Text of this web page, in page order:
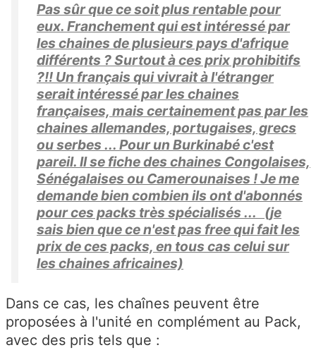
Pas sûr que ce soit plus rentable pour
eux. Franchement qui est intéressé par
les chaines de plusieurs pays d'afrique
différents ? Surtout à ces prix prohibitifs
?!! Un français qui vivrait à l'étranger
serait intéressé par les chaines
françaises, mais certainement pas par les
chaines allemandes, portugaises, grecs
ou serbes ... Pour un Burkinabé c'est
pareil. Il se fiche des chaines Congolaises,
Sénégalaises ou Camerounaises ! Je me
demande bien combien ils ont d'abonnés
pour ces packs très spécialisés ... (je
sais bien que ce n'est pas free qui fait les
prix de ces packs, en tous cas celui sur
les chaines africaines)
Dans ce cas, les chaînes peuvent être
proposées à l'unité en complément au Pack,
avec des pris tels que :